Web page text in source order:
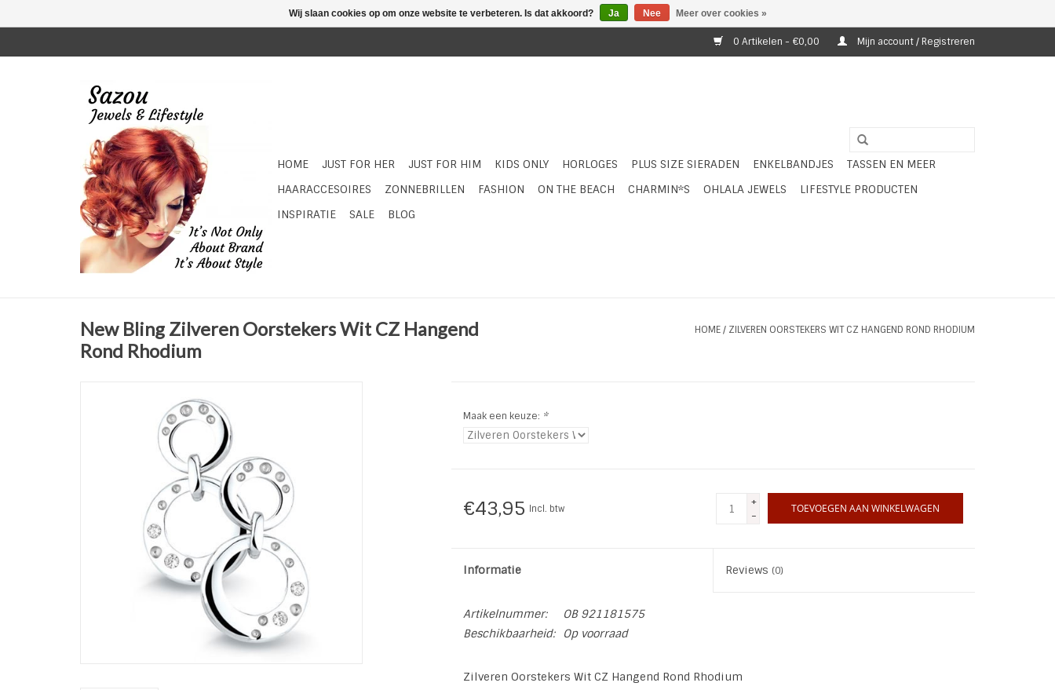
0 Artikelen - €0,00 Mijn account / Registreren
HOME JUST FOR HER JUST FOR HIM KIDS ONLY HORLOGES PLUS SIZE SIERADEN ENKELBANDJES
TASSEN EN MEER
HAARACCESOIRES
ZONNEBRILLEN FASHION ON THE BEACH CHARMIN*S OHLALA JEWELS
LIFESTYLE PRODUCTEN
INSPIRATIE
SALE BLOG
New Bling Zilveren Oorstekers Wit CZ Hangend
Rond Rhodium
HOME/ ZILVEREN OORSTEKERS WIT CZ HANGEND ROND RHODIUM
Maak een keuze: *
€43,95 Incl. btw
+
-
TOEVOEGEN AAN WINKELWAGEN
Informatie Reviews (0)
Artikelnummer:
OB 921181575
Beschikbaarheid:
Op voorraad
Zilveren Oorstekers Wit CZ Hangend Rond Rhodium
Wij slaan cookies op om onze website te verbeteren. Is dat akkoord? Ja Nee Meer over cookies »